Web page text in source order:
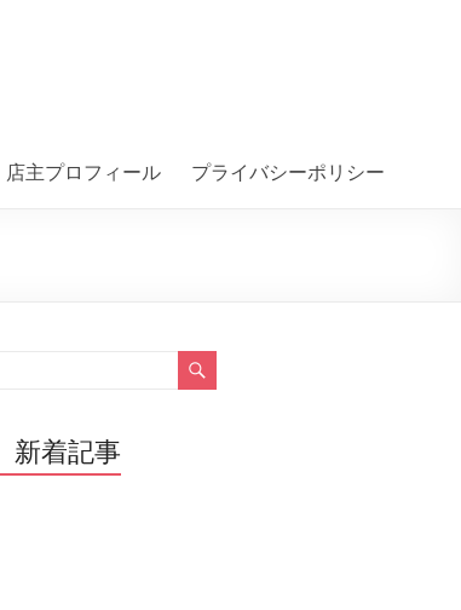
店主プロフィール プライバシーポリシー
着記事